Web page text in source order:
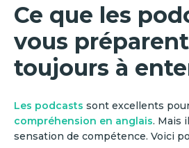
Ce que les
vous
toujours à
Les podcasts sont excellents
compréhension en anglais. Mais
sensation de compétence. Voici